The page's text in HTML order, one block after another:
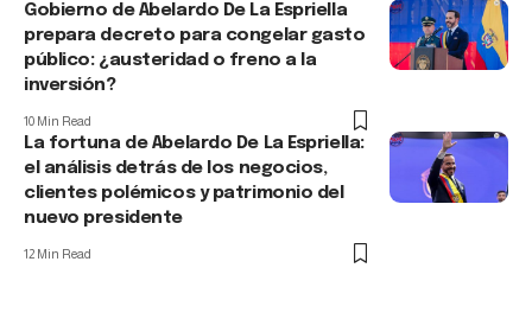
Gobierno de Abelardo De La Espriella
prepara decreto para congelar gasto
público: ¿austeridad o freno a la
inversión?
10 Min Read
La fortuna de Abelardo De La Espriella:
el análisis detrás de los negocios,
clientes polémicos y patrimonio del
nuevo presidente
12 Min Read